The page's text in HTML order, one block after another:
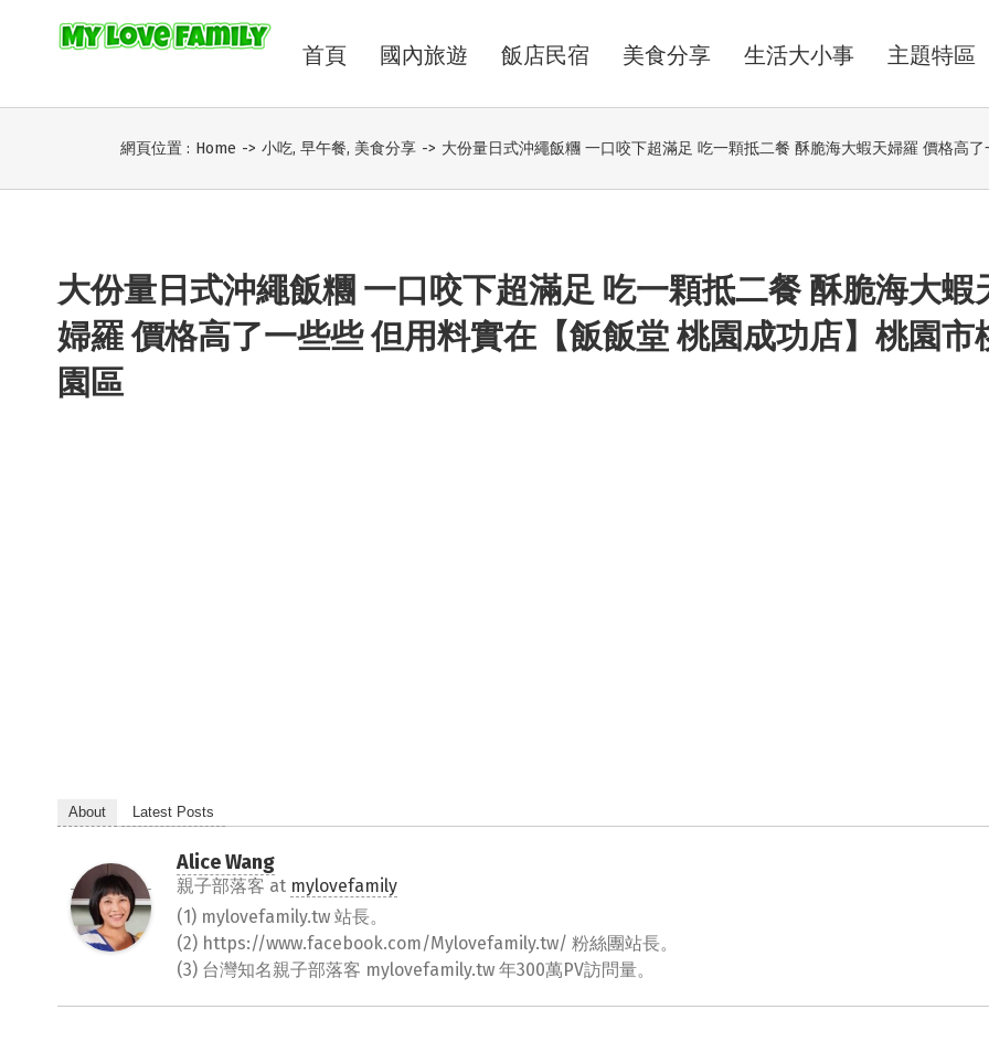
首頁 國內旅遊 飯店民宿 美食分享 生活大小事 主題特區
網頁位置 : Home -> 小吃, 早午餐, 美食分享 -> 大份量日式沖繩飯糰 一口咬下超滿足 吃一顆抵二餐 酥脆海大蝦天婦羅 價格高
大份量日式沖繩飯糰 一口咬下超滿足 吃一顆抵二餐 酥脆海大蝦
婦羅 價格高了一些些 但用料實在【飯飯堂 桃園成功店】桃園市
園區
About Latest Posts
Alice Wang
親子部落客 at mylovefamily
(1) mylovefamily.tw 站長。
(2) https://www.facebook.com/Mylovefamily.tw/ 粉絲團站長。
(3) 台灣知名親子部落客 mylovefamily.tw 年300萬PV訪問量。